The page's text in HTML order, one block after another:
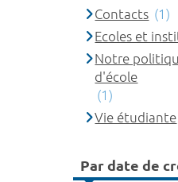
Contacts (1)
Ecoles et
Notre
d'école
(1)
Vie étudiante
Par date de